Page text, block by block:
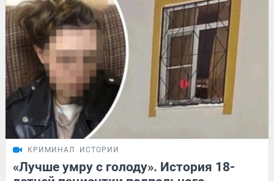
КРИМИНАЛ ИСТОРИИ
«Лучше умру с голоду». История 18-